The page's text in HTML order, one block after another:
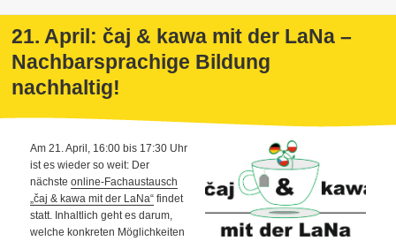
21. April: čaj & kawa mit der LaNa –
Nachbarsprachige Bildung
nachhaltig!
Am 21. April, 16:00 bis 17:30 Uhr
ist es wieder so weit: Der
nächsteonline-Fachaustausch
„čaj & kawa mit der LaNa“ findet
statt. Inhaltlich geht es darum,
welche konkreten Möglichkeiten